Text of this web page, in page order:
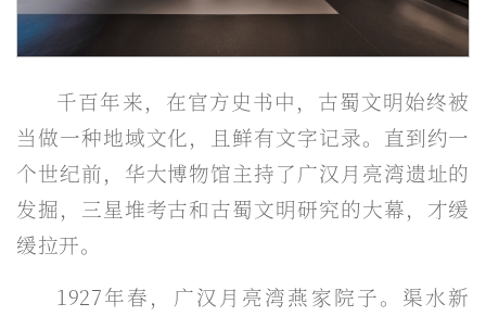
千百年来，在官方史书中，古蜀文明始终被
当做一种地域文化，且鲜有文字记录。直到约一
个世纪前，华大博物馆主持了广汉月亮湾遗址的
发掘，三星堆考古和古蜀文明研究的大幕，才缓
缓拉开。
1927年春，广汉月亮湾燕家院子。渠水新